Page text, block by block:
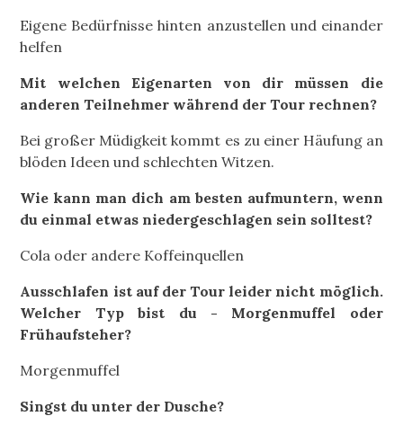
Eigene Bedürfnisse hinten anzustellen und einander
helfen
Mit welchen Eigenarten von dir müssen die
anderen Teilnehmer während der Tour rechnen?
Bei großer Müdigkeit kommt es zu einer Häufung an
blöden Ideen und schlechten Witzen.
Wie kann man dich am besten aufmuntern, wenn
du einmal etwas niedergeschlagen sein solltest?
Cola oder andere Koffeinquellen
Ausschlafen ist auf der Tour leider nicht möglich.
Welcher Typ bist du - Morgenmuffel oder
Frühaufsteher?
Morgenmuffel
Singst du unter der Dusche?